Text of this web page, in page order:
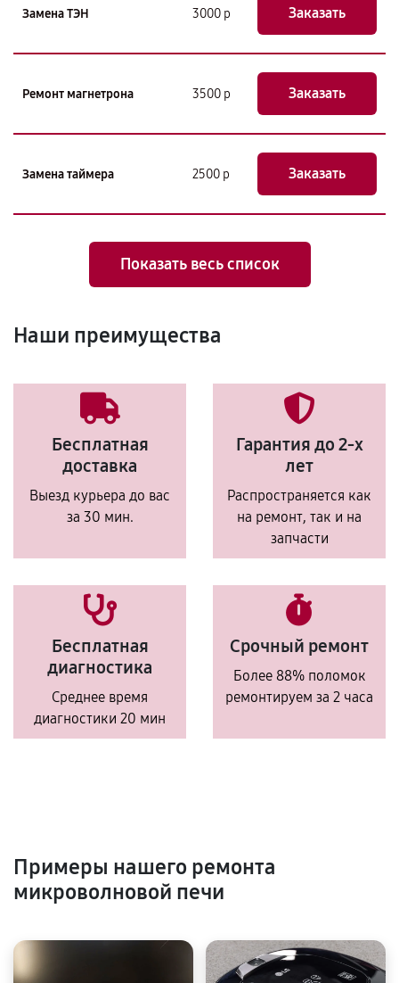
Замена ТЭН 3000 р Заказать
Ремонт магнетрона 3500 р Заказать
Замена таймера 2500 р Заказать
Показать весь список
Наши преимущества
Бесплатная
доставка
Выезд курьера до вас
за 30 мин.
Гарантия до 2-х
лет
Распространяется как
на ремонт, так и на
запчасти
Бесплатная
диагностика
Среднее время
диагностики 20 мин
Срочный ремонт
Более 88% поломок
ремонтируем за 2 часа
Примеры нашего ремонта
микроволновой печи